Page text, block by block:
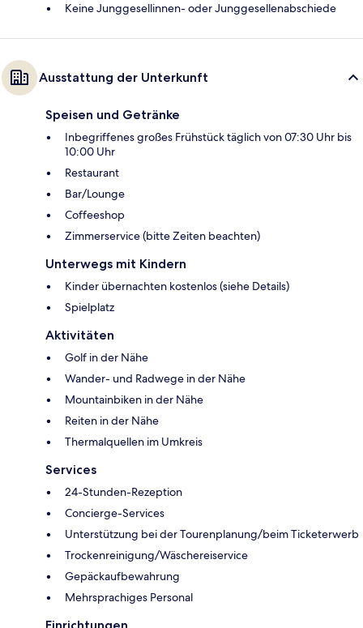
Keine Junggesellinnen- oder Junggesellenabschiede
Ausstattung der Unterkunft
Speisen und Getränke
Inbegriffenes großes Frühstück täglich von 07:30 Uhr bis
10:00 Uhr
Restaurant
Bar/Lounge
Coffeeshop
Zimmerservice (bitte Zeiten beachten)
Unterwegs mit Kindern
Kinder übernachten kostenlos (siehe Details)
Spielplatz
Aktivitäten
Golf in der Nähe
Wander- und Radwege in der Nähe
Mountainbiken in der Nähe
Reiten in der Nähe
Thermalquellen im Umkreis
Services
24-Stunden-Rezeption
Concierge-Services
Unterstützung bei der Tourenplanung/beim Ticketerwerb
Trockenreinigung/Wäschereiservice
Gepäckaufbewahrung
Mehrsprachiges Personal